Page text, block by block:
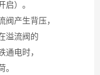
启）。
阀产生背压，
溢流阀的
通电时，
。